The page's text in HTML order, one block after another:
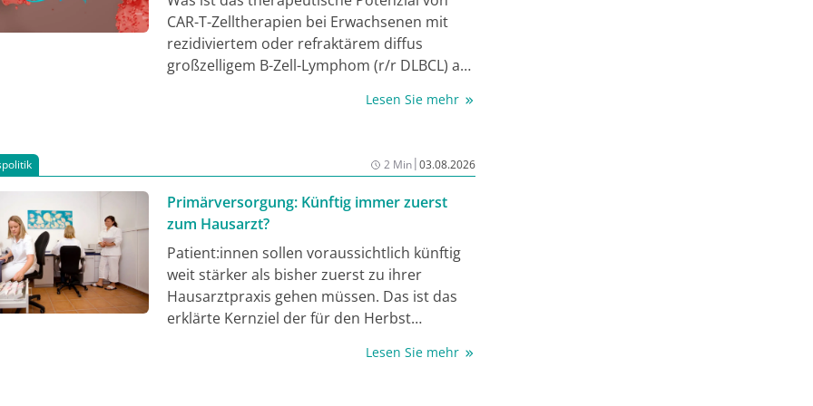
CAR-T-Zelltherapien bei Erwachsenen mit
rezidiviertem oder refraktärem diffus
großzelligem B-Zell-Lymphom (r/r DLBCL) ab
Fachärzt:innen der Hämatoonkologie
Transplantation (EBMT) in Madrid, Spanien.
Als kritische Faktoren für einen kurativ
intendierten Behandlungsansatz mit etwa
Expert:innen unter anderem eine sorgfältige
Patientenselektion, einen möglichst
frühzeitigen Therapiestart sowie ein
strukturiertes Management möglicher
Nebenwirkungen. So seien mittlerweile laut
Lesen Sie mehr
2 Min|03.08.2026
Primärversorgung: Künftig immer zuerst
zum Hausarzt?
Patient:innen sollen voraussichtlich künftig
weit stärker als bisher zuerst zu ihrer
Hausarztpraxis gehen müssen. Das ist das
erklärte Kernziel der für den Herbst
Versicherten könnte das bedeuten, dass sie
Lesen Sie mehr